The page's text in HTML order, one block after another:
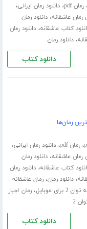
،رمان pdf ،دانلود رمان ایرانی،
رمان عاشقانه،دانلود رمان
کتاب عاشقانه،دانلود رمان
،دانلود رمان
دانلود کتاب
رمان‌ها
،رمان pdf ،دانلود رمان ایرانی،
رمان عاشقانه،دانلود رمان
کتاب عاشقانه،دانلود رمان
،دانلود رمان،رمان عاشقانه
موبایل ،رمان اجبار
2
دانلود کتاب